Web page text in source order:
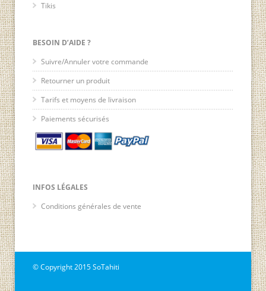
Tikis
BESOIN D’AIDE ?
Suivre/Annuler votre commande
Retourner un produit
Tarifs et moyens de livraison
Paiements sécurisés
INFOS LÉGALES
Conditions générales de vente
© Copyright 2015 SoTahiti